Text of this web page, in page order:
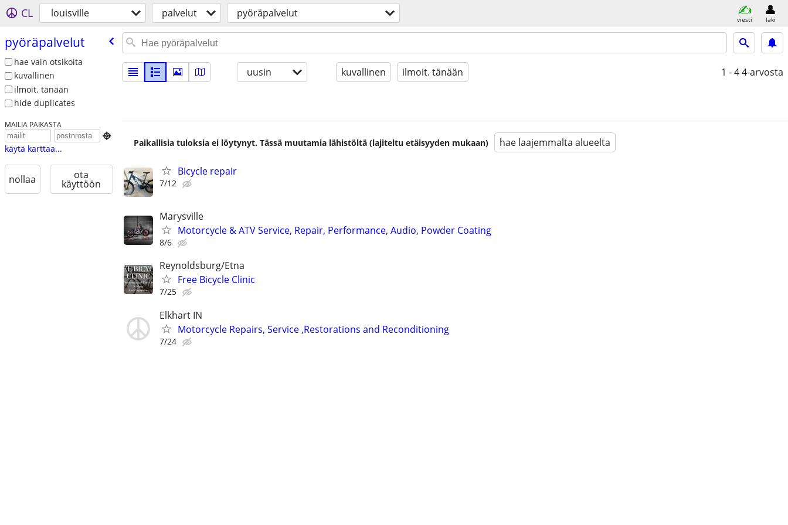
CL louisville palvelut pyöräpalvelut viesti laki
pyöräpalvelut
hae vain otsikoita
kuvallinen
ilmoit. tänään
hide duplicates
MAILIA PAIKASTA

käytä karttaa...
nollaa ota
käyttöön
uusin kuvallinen ilmoit. tänään 1 - 44-arvosta
Paikallisia tuloksia ei löytynyt. Tässä muutamia lähistöltä (lajiteltu etäisyyden mukaan) hae laajemmalta alueelta
Bicycle repair
7/12
Marysville
Motorcycle & ATV Service, Repair, Performance, Audio, Powder Coating
8/6
Reynoldsburg/Etna
Free Bicycle Clinic
7/25
Elkhart IN
Motorcycle Repairs, Service ,Restorations and Reconditioning
7/24